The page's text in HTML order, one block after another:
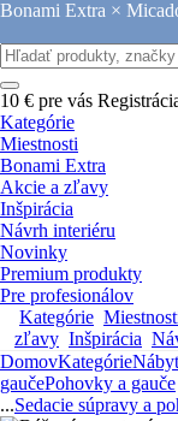
Bonami Extra ×
10 € pre vás
Kategórie
Miestnosti
Bonami Extra
Akcie a zľavy
Inšpirácia
Návrh interiéru
Novinky
Premium produkty
Pre profesionálov
Kategórie
zľavy Inšpirácia
DomovKategórie
gaučePohovky a gauče
...Sedacie súpravy a